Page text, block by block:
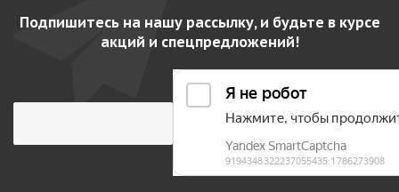
Подпишитесь на нашу рассылку, и будьте в курсе
акций и спецпредложений!